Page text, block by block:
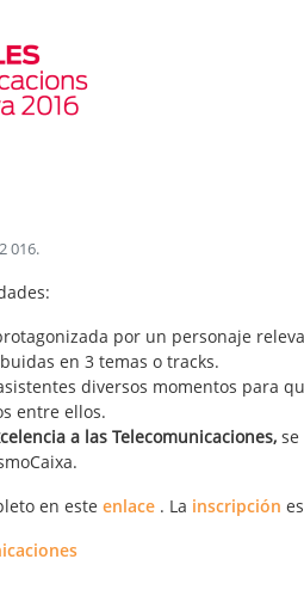
2 016.
por un personaje
en 3 temas o tracks.
diversos momentos para
entre ellos.
a las Telecomunicaciones,
en este enlace . La inscripción